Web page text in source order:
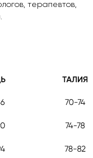
терапевтов,